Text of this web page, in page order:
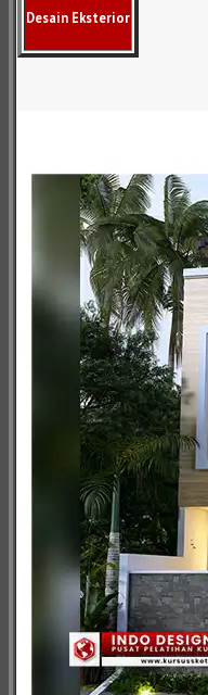
Desain Eksterior